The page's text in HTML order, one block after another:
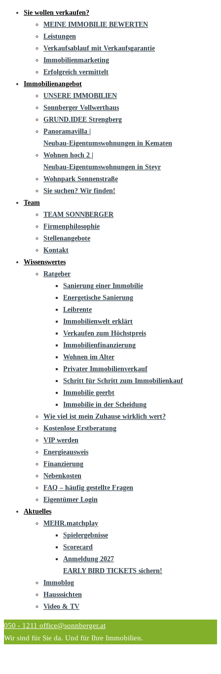
Sie wollen verkaufen?
MEINE IMMOBILIE BEWERTEN
Leistungen
Verkaufsablauf mit Verkaufsgarantie
Immobilienmarketing
Erfolgreich vermittelt
Immobilienangebot
UNSERE IMMOBILIEN
Sonnberger Vollwerthaus
GRUND.IDEE Strengberg
Panoramavilla |
Neubau-Eigentums­­wohnungen in Kematen
Wohnen hoch 2 |
Neubau-Eigentumswohnungen in Steyr
Wohnpark Sonnenstraße
Sie suchen? Wir finden!
Team
TEAM SONNBERGER
Firmenphilosophie
Stellenangebote
Kontakt
Wissenswertes
Ratgeber
Sanierung einer Immobilie
Energetische Sanierung
Leibrente
Immobilienwelt erklärt
Verkaufen zum Höchstpreis
Immobilienfinanzierung
Wohnen im Alter
Privater Immobilienverkauf
Schritt für Schritt zum Immobilienkauf
Immobilie geerbt
Immobilie in der Scheidung
Wie viel ist mein Zuhause wirklich wert?
Kostenlose Erstberatung
VIP werden
Energieausweis
Finanzierung
Nebenkosten
FAQ – häufig gestellte Fragen
Eigentümer Login
Aktuelles
MEHR.matchplay
Spielergebnisse
Scorecard
Anmeldung 2027
EARLY BIRD TICKETS sichern!
Immoblog
Hausssichten
Video & TV
050 - 1211 office@sonnberger.at
Wir sind für Sie da. Und für Ihre Immobilien.